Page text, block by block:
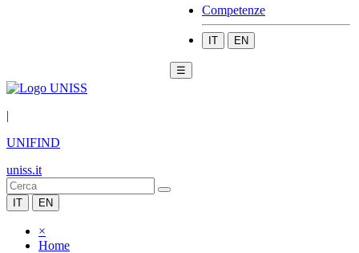
Competenze
IT EN
☰
|
UNIFIND
uniss.it
IT EN
×
Home